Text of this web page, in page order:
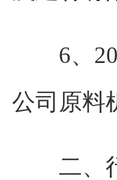
6、
公司原料
二、行